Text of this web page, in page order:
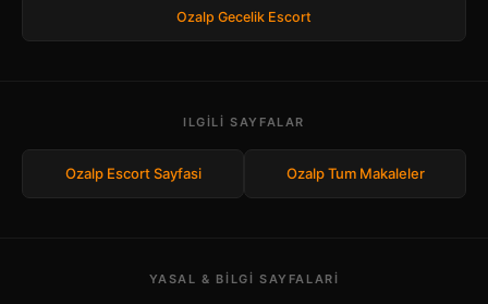
Ozalp Gecelik Escort
ILGILI SAYFALAR
Ozalp Escort Sayfasi Ozalp Tum Makaleler
YASAL & BILGI SAYFALARI